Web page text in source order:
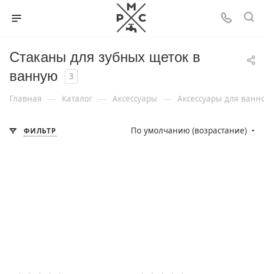
Стаканы для зубных щеток в
ванную
3
Главная — Каталог — Аксессуары — Аксессуары для
ФИЛЬТР По умолчанию (возрастание)